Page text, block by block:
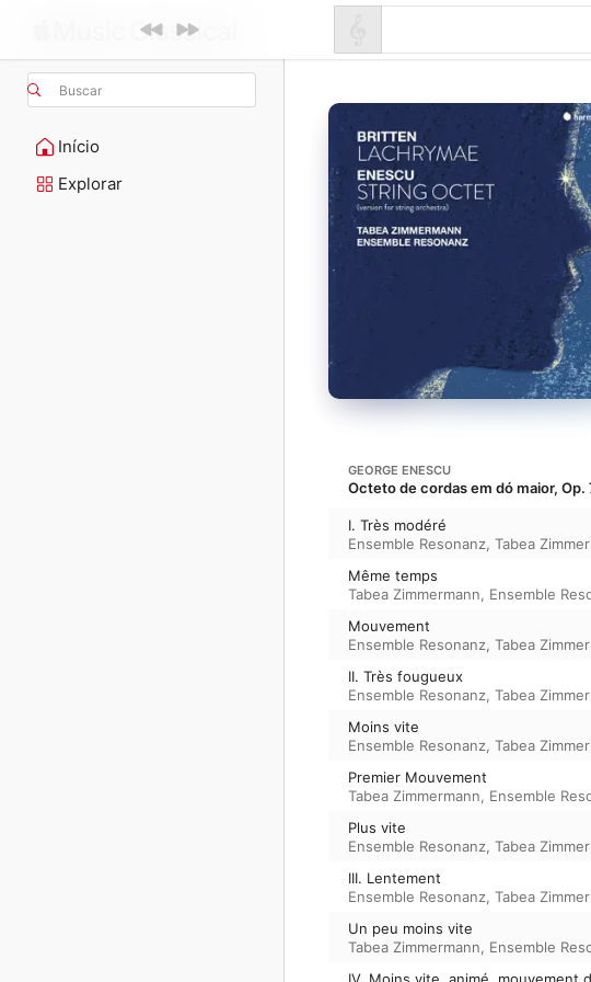
Buscar
Início
Explorar
GEORGE ENESCU
Octeto de cordas em dó maior, Op.
I. Très modéré
Ensemble Resonanz, Tabea
Même temps
Tabea Zimmermann, Ensemble
Mouvement
Ensemble Resonanz, Tabea
II. Très fougueux
Ensemble Resonanz, Tabea
Moins vite
Ensemble Resonanz, Tabea
Premier Mouvement
Tabea Zimmermann, Ensemble
Plus vite
Ensemble Resonanz, Tabea
III. Lentement
Ensemble Resonanz, Tabea
Un peu moins vite
Tabea Zimmermann, Ensemble
IV. Moins vite, animé, mouvement